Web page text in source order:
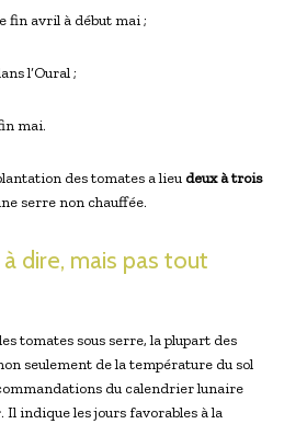
fin avril à début mai ;
l’Oural ;
mai.
des tomates a lieu deux à trois
serre non chauffée.
dire, mais pas tout
tomates sous serre, la plupart des
seulement de la température du sol
du calendrier lunaire
indique les jours favorables à la